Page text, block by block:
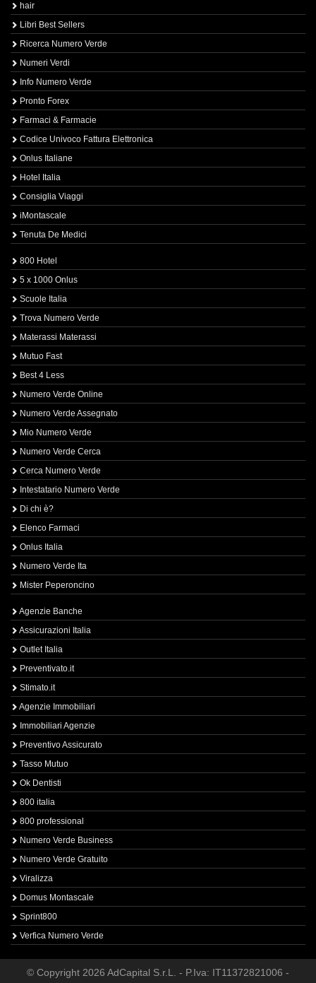
hair
Libri Best Sellers
Ricerca Numero Verde
Numeri Verdi
Info Numero Verde
Pronto Forex
Farmaci & Farmacie
Codice Univoco Fattura Elettronica
Onlus Italiane
Hotel Italia
Consiglia Viaggi
iMontascale
Tenuta De Medici
800 Hotel
5 x 1000 Onlus
Scuole Italia
Trova Numero Verde
Materassi Materassi
Mutuo Fast
Best 4 Less
Numero Verde Online
Numero Verde Assegnato
Mio Numero Verde
Numero Verde Cerca
Cerca Numero Verde
Intestatario Numero Verde
Di chi è?
Elenco Farmaci
Onlus Italia
Numero Verde Ita
Mister Peperoncino
Agenzie Banche
Assicurazioni Italia
Outlet Italia
Preventivato.it
Stimato.it
Agenzie Immobiliari
Immobiliari Agenzie
Preventivo Assicurato
Tasso Mutuo
Ok Dentisti
800 italia
800 professional
Numero Verde Business
Numero Verde Gratuito
Viralizza
Domus Montascale
Sprint800
Verfica Numero Verde
© Copyright 2026 AdCapital S.r.L. - P.Iva: IT11372821006 -